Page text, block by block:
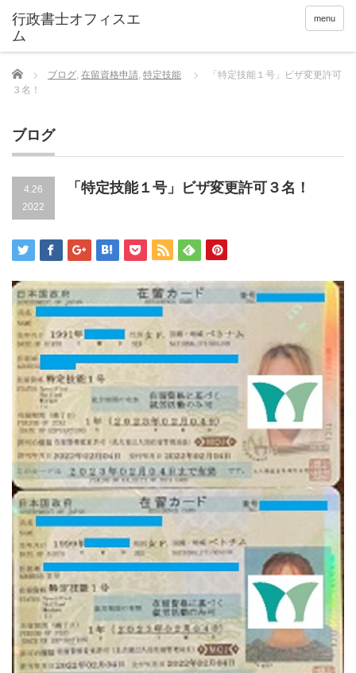
menu
Home ブログ, 在留資格申請, 特定技能
「特定技能１号」ビザ変更許可
３名！
ブログ
4.26
2022
「特定技能１号」ビザ変更許可３名！